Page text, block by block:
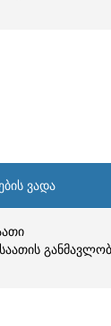
ვადა